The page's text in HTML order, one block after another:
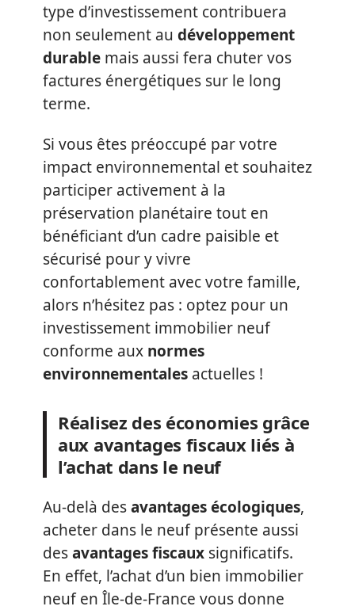
type d’investissement contribuera
non seulement au développement
durable mais aussi fera chuter vos
factures énergétiques sur le long
terme.
Si vous êtes préoccupé par votre
impact environnemental et souhaitez
participer activement à la
préservation planétaire tout en
bénéficiant d’un cadre paisible et
sécurisé pour y vivre
confortablement avec votre famille,
alors n’hésitez pas : optez pour un
investissement immobilier neuf
conforme aux normes
environnementales actuelles !
Réalisez des économies grâce
aux avantages fiscaux liés à
l’achat dans le neuf
Au-delà desavantages écologiques,
acheter dans le neuf présente aussi
desavantages fiscaux significatifs.
En effet, l’achat d’un bien immobilier
neuf en Île-de-France vous donne